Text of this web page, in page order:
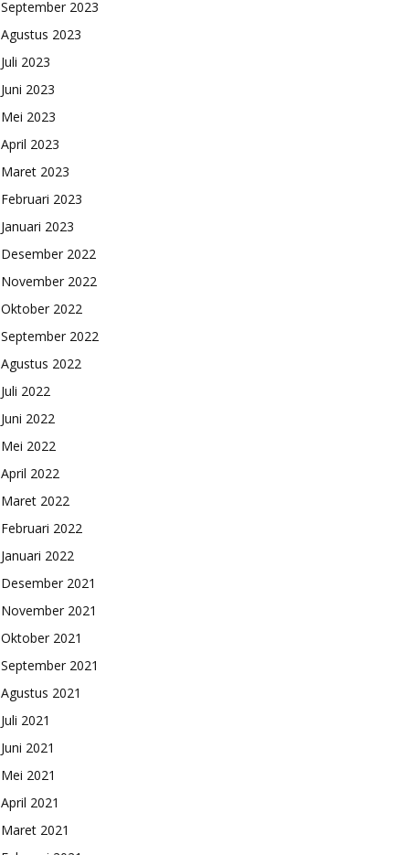
September 2023
Agustus 2023
Juli 2023
Juni 2023
Mei 2023
April 2023
Maret 2023
Februari 2023
Januari 2023
Desember 2022
November 2022
Oktober 2022
September 2022
Agustus 2022
Juli 2022
Juni 2022
Mei 2022
April 2022
Maret 2022
Februari 2022
Januari 2022
Desember 2021
November 2021
Oktober 2021
September 2021
Agustus 2021
Juli 2021
Juni 2021
Mei 2021
April 2021
Maret 2021